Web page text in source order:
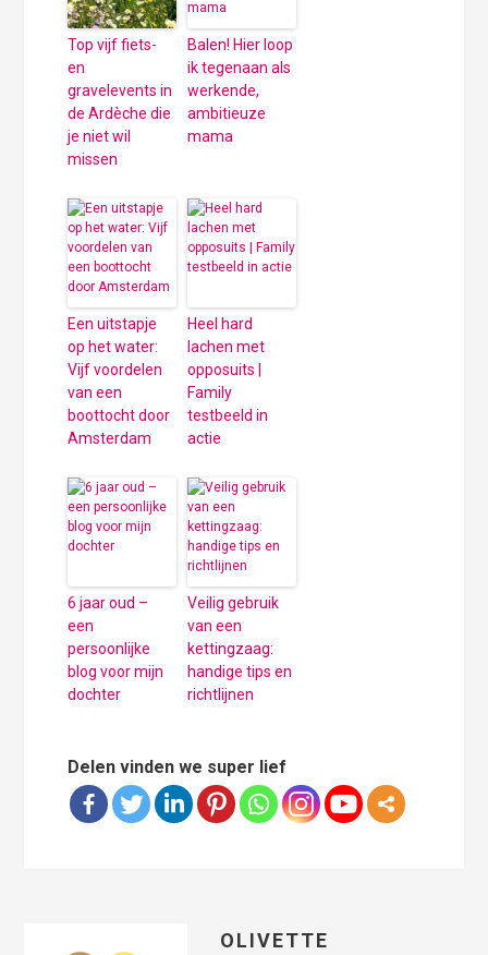
Top vijf fiets-
en
gravelevents in
de Ardèche die
je niet wil
missen
Balen! Hier loop
ik tegenaan als
werkende,
ambitieuze
mama
Een uitstapje
op het water:
Vijf voordelen
van een
boottocht door
Amsterdam
Heel hard
lachen met
opposuits |
Family
testbeeld in
actie
6 jaar oud –
een
persoonlijke
blog voor mijn
dochter
Veilig gebruik
van een
kettingzaag:
handige tips en
richtlijnen
Delen vinden we super lief
OLIVETTE